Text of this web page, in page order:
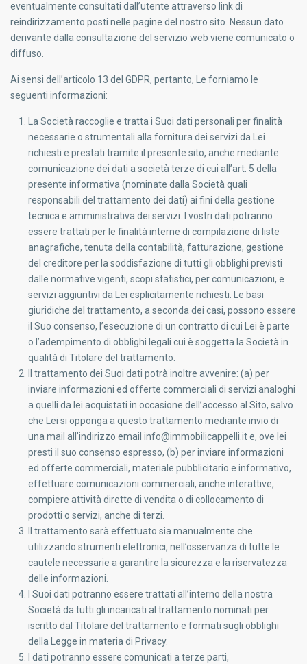
eventualmente consultati dall’utente attraverso link di
reindirizzamento posti nelle pagine del nostro sito. Nessun dato
derivante dalla consultazione del servizio web viene comunicato o
diffuso.
Ai sensi dell’articolo 13 del GDPR, pertanto, Le forniamo le
seguenti informazioni:
La Società raccoglie e tratta i Suoi dati personali per finalità
necessarie o strumentali alla fornitura dei servizi da Lei
richiesti e prestati tramite il presente sito, anche mediante
comunicazione dei dati a società terze di cui all’art. 5 della
presente informativa (nominate dalla Società quali
responsabili del trattamento dei dati) ai fini della gestione
tecnica e amministrativa dei servizi. I vostri dati potranno
essere trattati per le finalità interne di compilazione di liste
anagrafiche, tenuta della contabilità, fatturazione, gestione
del creditore per la soddisfazione di tutti gli obblighi previsti
dalle normative vigenti, scopi statistici, per comunicazioni, e
servizi aggiuntivi da Lei esplicitamente richiesti. Le basi
giuridiche del trattamento, a seconda dei casi, possono essere
il Suo consenso, l’esecuzione di un contratto di cui Lei è parte
o l’adempimento di obblighi legali cui è soggetta la Società in
qualità di Titolare del trattamento.
Il trattamento dei Suoi dati potrà inoltre avvenire: (a) per
inviare informazioni ed offerte commerciali di servizi analoghi
a quelli da lei acquistati in occasione dell’accesso al Sito, salvo
che Lei si opponga a questo trattamento mediante invio di
una mail all’indirizzo email info@immobilicappelli.it e, ove lei
presti il suo consenso espresso, (b) per inviare informazioni
ed offerte commerciali, materiale pubblicitario e informativo,
effettuare comunicazioni commerciali, anche interattive,
compiere attività dirette di vendita o di collocamento di
prodotti o servizi, anche di terzi.
Il trattamento sarà effettuato sia manualmente che
utilizzando strumenti elettronici, nell’osservanza di tutte le
cautele necessarie a garantire la sicurezza e la riservatezza
delle informazioni.
I Suoi dati potranno essere trattati all’interno della nostra
Società da tutti gli incaricati al trattamento nominati per
iscritto dal Titolare del trattamento e formati sugli obblighi
della Legge in materia di Privacy.
I dati potranno essere comunicati a terze parti,